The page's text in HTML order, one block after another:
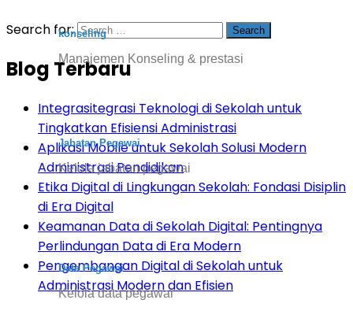
konseling
Manajemen Konseling & prestasi
Jabatan Pegawai
Kelola jabatan pegawai
Data Pegawai
Kelola data pegawai
Search for:
Blog Terbaru
Integrasitegrasi Teknologi di Sekolah untuk
Tingkatkan Efisiensi Administrasi
Aplikasi Mobile untuk Sekolah Solusi Modern
Administrasi Pendidikan
Etika Digital di Lingkungan Sekolah: Fondasi Disiplin
di Era Digital
Keamanan Data di Sekolah Digital: Pentingnya
Perlindungan Data di Era Modern
Pengembangan Digital di Sekolah untuk
Administrasi Modern dan Efisien